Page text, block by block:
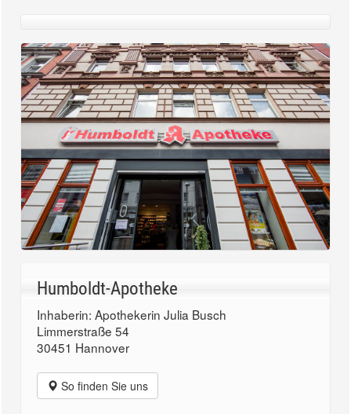
Humboldt-Apotheke
Inhaberin: Apothekerin Julia Busch
Limmerstraße 54
30451 Hannover
So finden Sie uns